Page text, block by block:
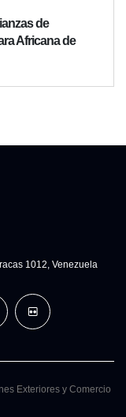
de
Africana de
1012, Venezuela
Exteriores y Comercio